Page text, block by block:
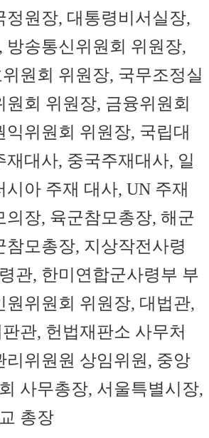
정원장, 대통령비서실장,
방송통신위원회 위원장,
원회 위원장, 국무조정실
원회 위원장, 금융위원회
익위원회 위원장, 국립대
재대사, 중국주재대사, 일
시아 주재 대사, UN 주재
의장, 육군참모총장, 해군
참모총장, 지상작전사령
관, 한미연합군사령부 부
원위원회 위원장, 대법관,
관, 헌법재판소 사무처
리위원원 상임위원, 중앙
사무총장, 서울특별시장,
총장